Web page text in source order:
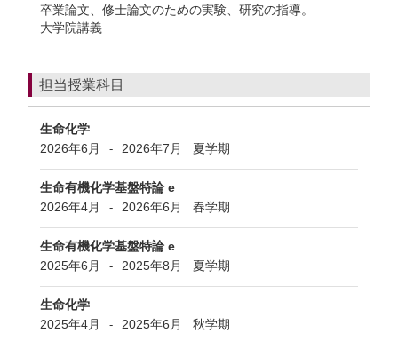
卒業論文、修士論文のための実験、研究の指導。
大学院講義
担当授業科目
生命化学
2026年6月
- 2026年7月 夏学期
生命有機化学基盤特論 e
2026年4月
- 2026年6月 春学期
生命有機化学基盤特論 e
2025年6月
- 2025年8月 夏学期
生命化学
2025年4月
- 2025年6月 秋学期